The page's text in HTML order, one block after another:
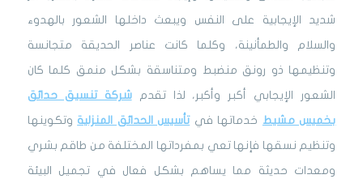
شديد الإيجابية على النفس ويبعث داخلها الشعور بالهدوء
والسلام والطمأنينة، وكلما كانت عناصر الحديقة متجانسة
وتنظيمها ذو رونق منضبط ومتناسقة بشكل منمق كلما كان
الشعور الإيجابي أكبر وأكبر، لذا تقدمشركة تنسيق حدائق
بخميس مشيط خدماتها فيتأسيس الحدائق المنزلية وتكوينها
وتنظيم نسقها فإنها تعي بمفرداتها المختلفة من طاقم بشري
ومعدات حديثة مما يساهم بشكل فعال في تجميل البيئة